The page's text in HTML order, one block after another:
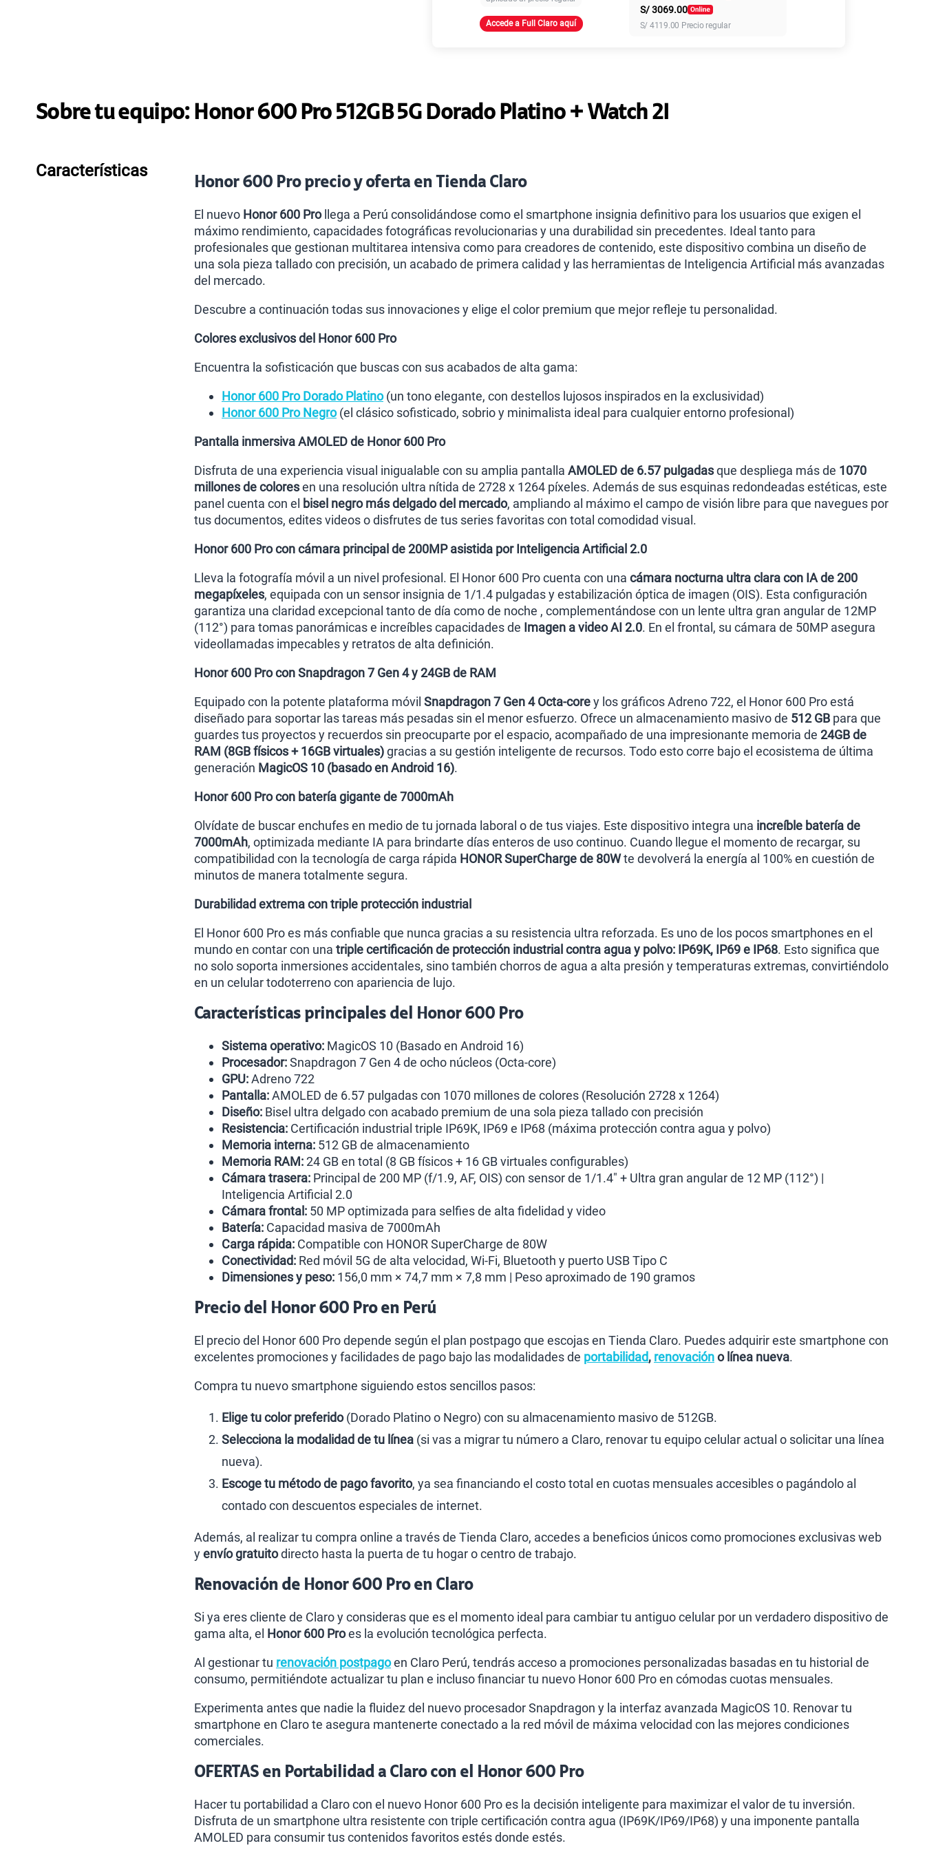
155 GB
Paga solo
Paga solo
185GBen alta velocidad
S/189.90
en alta velocidad
S/
Accede a Full Claro aquí
S/3069.00
S/ 4119.00 Precio regular
Sobre tu equipo: Honor600 Pro 512GB 5G Dorado Platino + Watch 2I
Características
Honor 600 Pro precio y oferta en Tienda Claro
El nuevo Honor 600 Prollega a Perú consolidándose como el smartphone insignia definitivo para los usuarios que exigen el
máximo rendimiento, capacidades fotográficas revolucionarias y una durabilidad sin precedentes. Ideal tanto para
profesionales que gestionan multitarea intensiva como para creadores de contenido, este dispositivo combina un diseño de
una sola pieza tallado con precisión, un acabado de primera calidad y las herramientas de Inteligencia Artificial más avanzadas
del mercado.
Descubre a continuación todas sus innovaciones y elige el color premium que mejor refleje tu personalidad.
Colores exclusivos del Honor 600 Pro
Encuentra la sofisticación que buscas con sus acabados de alta gama:
Honor 600 Pro Dorado Platino(un tono elegante, con destellos lujosos inspirados en la exclusividad)
Honor 600 Pro Negro(el clásico sofisticado, sobrio y minimalista ideal para cualquier entorno profesional)
Pantalla inmersiva AMOLED de Honor 600 Pro
Disfruta de una experiencia visual inigualable con su amplia pantalla AMOLED de 6.57 pulgadasque despliega más de 1070
millones de coloresen una resolución ultra nítida de 2728 x 1264 píxeles. Además de sus esquinas redondeadas estéticas, este
panel cuenta con el bisel negro más delgado del mercado, ampliando al máximo el campo de visión libre para que navegues por
tus documentos, edites videos o disfrutes de tus series favoritas con total comodidad visual.
Honor 600 Pro con cámara principal de 200MP asistida por Inteligencia Artificial 2.0
Lleva la fotografía móvil a un nivel profesional. El Honor 600 Pro cuenta con una cámara nocturna ultra clara con IA de 200
megapíxeles, equipada con un sensor insignia de 1/1.4 pulgadas y estabilización óptica de imagen (OIS). Esta configuración
garantiza una claridad excepcional tanto de día como de noche , complementándose con un lente ultra gran angular de 12MP
(112°) para tomas panorámicas e increíbles capacidades de Imagen a video AI 2.0. En el frontal, su cámara de 50MP asegura
videollamadas impecables y retratos de alta definición.
Honor 600 Pro con Snapdragon 7 Gen 4 y 24GB de RAM
Equipado con la potente plataforma móvil Snapdragon 7 Gen 4 Octa-corey los gráficos Adreno 722, el Honor 600 Pro está
diseñado para soportar las tareas más pesadas sin el menor esfuerzo. Ofrece un almacenamiento masivo de 512 GB para que
guardes tus proyectos y recuerdos sin preocuparte por el espacio, acompañado de una impresionante memoria de 24GB de
RAM (8GB físicos + 16GB virtuales)gracias a su gestión inteligente de recursos. Todo esto corre bajo el ecosistema de última
generación MagicOS 10 (basado en Android 16).
Honor 600 Pro con batería gigante de 7000mAh
Olvídate de buscar enchufes en medio de tu jornada laboral o de tus viajes. Este dispositivo integra una increíble batería de
7000mAh, optimizada mediante IA para brindarte días enteros de uso continuo. Cuando llegue el momento de recargar, su
compatibilidad con la tecnología de carga rápida HONOR SuperCharge de 80Wte devolverá la energía al 100% en cuestión de
minutos de manera totalmente segura.
Durabilidad extrema con triple protección industrial
El Honor 600 Pro es más confiable que nunca gracias a su resistencia ultra reforzada. Es uno de los pocos smartphones en el
mundo en contar con una triple certificación de protección industrial contra agua y polvo: IP69K, IP69 e IP68. Esto significa que
no solo soporta inmersiones accidentales, sino también chorros de agua a alta presión y temperaturas extremas, convirtiéndolo
en un celular todoterreno con apariencia de lujo.
Características principales del Honor 600 Pro
Sistema operativo: MagicOS 10 (Basado en Android 16)
Procesador:Snapdragon 7 Gen 4 de ocho núcleos (Octa-core)
GPU:Adreno 722
Pantalla:AMOLED de 6.57 pulgadas con 1070 millones de colores (Resolución 2728 x 1264)
Diseño: Bisel ultra delgado con acabado premium de una sola pieza tallado con precisión
Resistencia: Certificación industrial triple IP69K, IP69 e IP68 (máxima protección contra agua y polvo)
Memoria interna: 512 GB de almacenamiento
Memoria RAM:24 GB en total (8 GB físicos + 16 GB virtuales configurables)
Cámara trasera: Principal de 200 MP (f/1.9, AF, OIS) con sensor de 1/1.4" + Ultra gran angular de 12 MP (112°) |
Inteligencia Artificial 2.0
Cámara frontal: 50 MP optimizada para selfies de alta fidelidad y video
Batería: Capacidad masiva de 7000mAh
Carga rápida: Compatible con HONOR SuperCharge de 80W
Conectividad: Red móvil 5G de alta velocidad, Wi-Fi, Bluetooth y puerto USB Tipo C
Dimensiones y peso: 156,0 mm × 74,7 mm × 7,8 mm | Peso aproximado de 190 gramos
Precio del Honor 600 Pro en Perú
El precio del Honor 600 Pro depende según el plan postpago que escojas en Tienda Claro. Puedes adquirir este smartphone con
excelentes promociones y facilidades de pago bajo las modalidades de portabilidad, renovacióno línea nueva.
Compra tu nuevo smartphone siguiendo estos sencillos pasos:
Elige tu color preferido(Dorado Platino o Negro) con su almacenamiento masivo de 512GB.
Selecciona la modalidad de tu línea (si vas a migrar tu número a Claro, renovar tu equipo celular actual o solicitar una línea
nueva).
Escoge tu método de pago favorito, ya sea financiando el costo total en cuotas mensuales accesibles o pagándolo al
contado con descuentos especiales de internet.
Además, al realizar tu compra online a través de Tienda Claro, accedes a beneficios únicos como promociones exclusivas web
yenvío gratuitodirecto hasta la puerta de tu hogar o centro de trabajo.
Renovación de Honor 600 Pro en Claro
Si ya eres cliente de Claro y consideras que es el momento ideal para cambiar tu antiguo celular por un verdadero dispositivo de
gama alta, el Honor 600 Proes la evolución tecnológica perfecta.
Al gestionar tu renovación postpagoen Claro Perú, tendrás acceso a promociones personalizadas basadas en tu historial de
consumo, permitiéndote actualizar tu plan e incluso financiar tu nuevo Honor 600 Pro en cómodas cuotas mensuales.
Experimenta antes que nadie la fluidez del nuevo procesador Snapdragon y la interfaz avanzada MagicOS 10. Renovar tu
smartphone en Claro te asegura mantenerte conectado a la red móvil de máxima velocidad con las mejores condiciones
comerciales.
OFERTAS en Portabilidad a Claro con el Honor 600 Pro
Hacer tu portabilidad a Claro con el nuevo Honor 600 Pro es la decisión inteligente para maximizar el valor de tu inversión.
Disfruta de un smartphone ultra resistente con triple certificación contra agua (IP69K/IP69/IP68) y una imponente pantalla
AMOLED para consumir tus contenidos favoritos estés donde estés.